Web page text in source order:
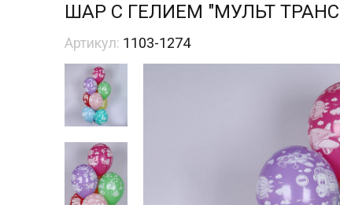
ШАР С ГЕЛИЕМ "МУЛЬТ
Артикул: 1103-1274